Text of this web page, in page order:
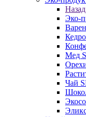
Назад
Эко-
Мед
Чай